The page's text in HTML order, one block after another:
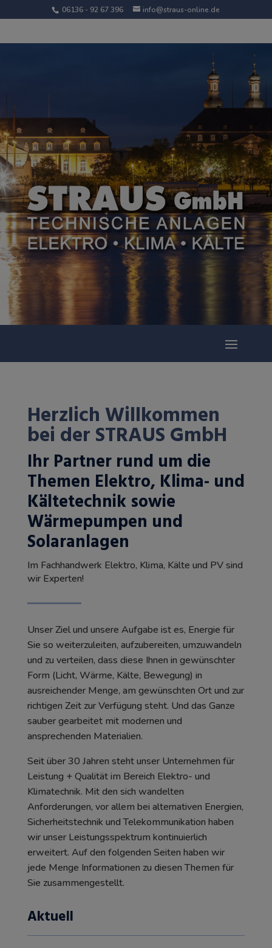
06136 - 92 67 396 info@straus-online.de
Herzlich Willkommen
bei der STRAUS GmbH
Ihr Partner rund um die
Themen Elektro, Klima- und
Kältetechnik sowie
Wärmepumpen und
Solaranlagen
Im Fachhandwerk Elektro, Klima, Kälte und PV sind
wir Experten!
Unser Ziel und unsere Aufgabe ist es, Energie für
Sie so weiterzuleiten, aufzubereiten, umzuwandeln
und zu verteilen, dass diese Ihnen in gewünschter
Form (Licht, Wärme, Kälte, Bewegung) in
ausreichender Menge, am gewünschten Ort und zur
richtigen Zeit zur Verfügung steht. Und das Ganze
sauber gearbeitet mit modernen und
ansprechenden Materialien.
Seit über 30 Jahren steht unser Unternehmen für
Leistung + Qualität im Bereich Elektro- und
Klimatechnik. Mit den sich wandelten
Anforderungen, vor allem bei alternativen Energien,
Sicherheitstechnik und Telekommunikation haben
wir unser Leistungsspektrum kontinuierlich
erweitert. Auf den folgenden Seiten haben wir
jede Menge Informationen zu diesen Themen für
Sie zusammengestellt.
Aktuell